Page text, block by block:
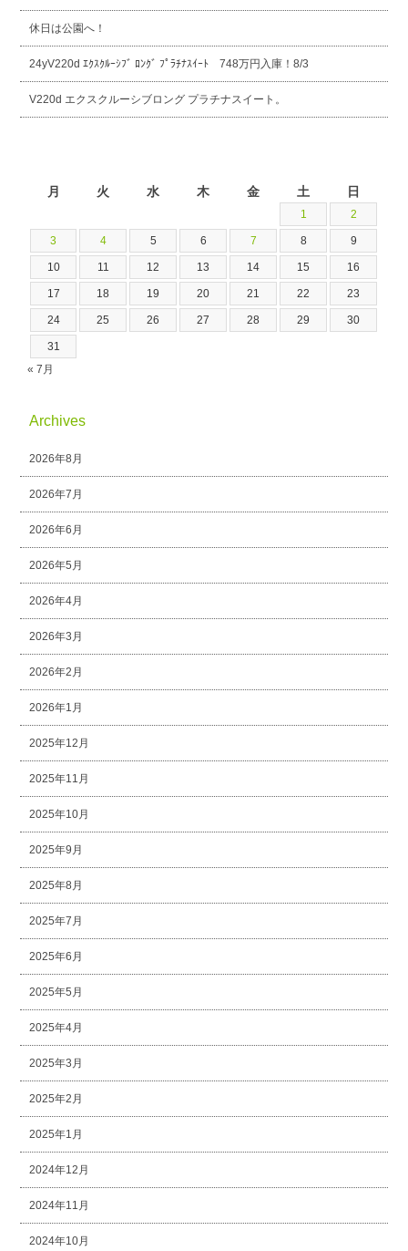
休日は公園へ！
24yV220d ｴｸｽｸﾙｰｼﾌﾞ ﾛﾝｸﾞ ﾌﾟﾗﾁﾅｽｲｰﾄ 748万円入庫！8/3
V220d エクスクルーシブロング プラチナスイート。
月 火 水 木 金 土 日
1 2
3 4 5 6 7 8 9
10 11 12 13 14 15 16
17 18 19 20 21 22 23
24 25 26 27 28 29 30
31
« 7月
Archives
2026年8月
2026年7月
2026年6月
2026年5月
2026年4月
2026年3月
2026年2月
2026年1月
2025年12月
2025年11月
2025年10月
2025年9月
2025年8月
2025年7月
2025年6月
2025年5月
2025年4月
2025年3月
2025年2月
2025年1月
2024年12月
2024年11月
2024年10月